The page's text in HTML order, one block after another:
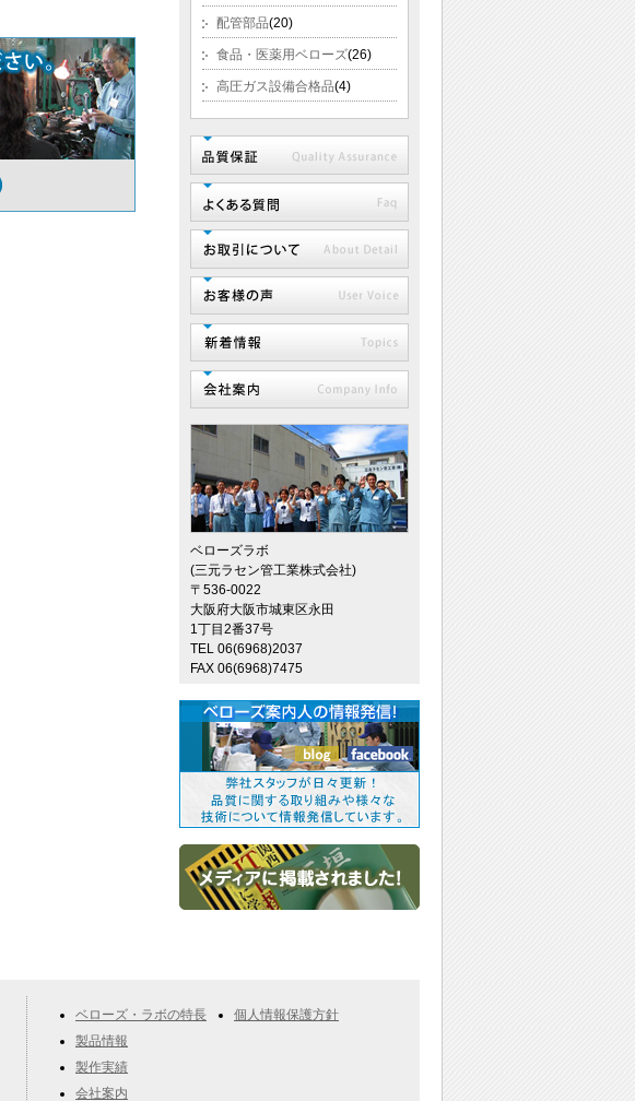
配管部品(20)
食品・医薬用ベローズ(26)
高圧ガス設備合格品(4)
ベローズラボ
(三元ラセン管工業株式会社)
〒536-0022
大阪府大阪市城東区永田
1丁目2番37号
TEL 06(6968)2037
FAX 06(6968)7475
ベローズ・ラボの特長
製品情報
製作実績
会社案内
個人情報保護方針